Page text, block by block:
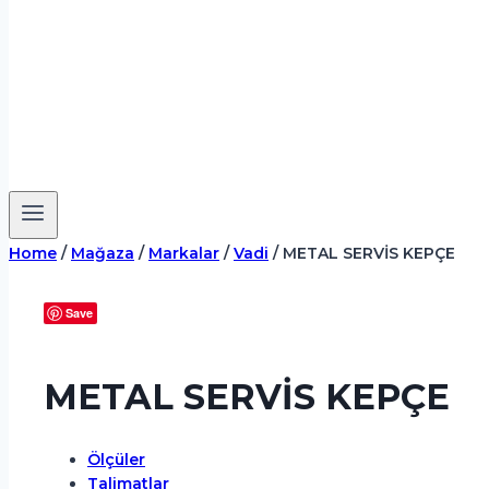
Home / Mağaza / Markalar / Vadi / METAL SERVİS KEPÇE
Save
METAL SERVİS KEPÇE
Ölçüler
Talimatlar